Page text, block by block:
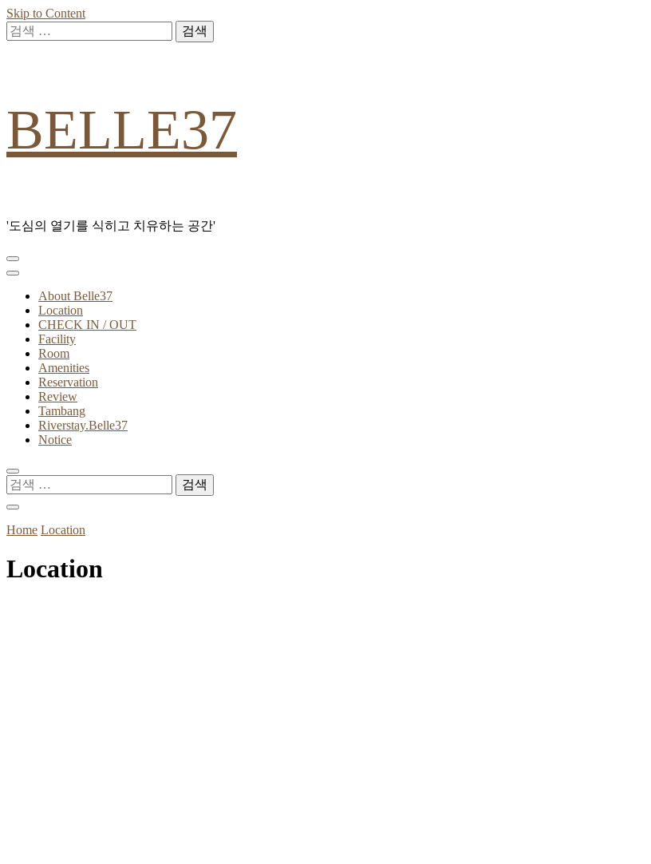
Skip to Content
검
색:
BELLE37
'도심의 열기를 식히고 치유하는 공간'
About Belle37
Location
CHECK IN / OUT
Facility
Room
Amenities
Reservation
Review
Tambang
Riverstay.Belle37
Notice
검
색:
Home Location
Location